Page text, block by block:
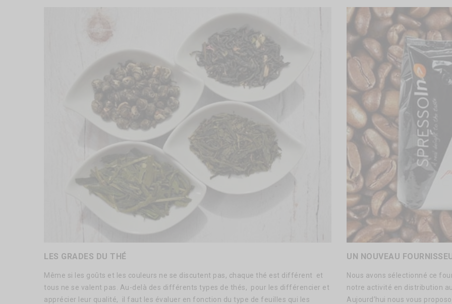
LES GRADES DU THÉ
Même si les goûts et les couleurs ne se discutent pas, chaque thé est différent et
tous ne se valent pas. Au-delà des différents types de thés, pour les différencier et
apprécier leur qualité, il faut les évaluer en fonction du type de feuilles qui les
UN NOUVEAU
Nous avons sélectionné ce
notre activité en distribution
Aujourd’hui nous vous